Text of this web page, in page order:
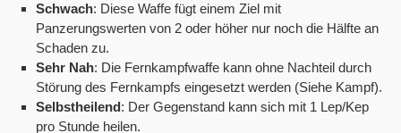
Schwach: Diese Waffe fügt einem Ziel mit
Panzerungswerten von 2 oder höher nur noch die Hälfte an
Schaden zu.
Sehr Nah: Die Fernkampfwaffe kann ohne Nachteil durch
Störung des Fernkampfs eingesetzt werden (Siehe Kampf).
Selbstheilend: Der Gegenstand kann sich mit 1 Lep/Kep
pro Stunde heilen.